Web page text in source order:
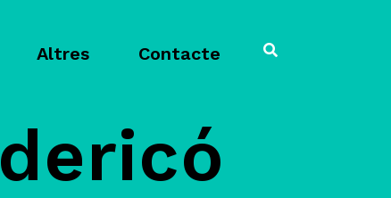
Altres Contacte